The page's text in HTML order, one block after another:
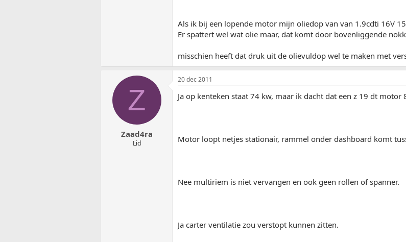
Als ik bij een lopende motor mijn oliedop van van 1.9cdti 16V
Er spattert wel wat olie maar, dat komt door bovenliggende
misschien heeft dat druk uit de olievuldop wel te maken met
Z
Zaad4ra
Lid
20 dec 2011
Ja op kenteken staat 74 kw, maar ik dacht dat een z 19 dt motor
Motor loopt netjes stationair, rammel onder dashboard komt
Nee multiriem is niet vervangen en ook geen rollen of spanner.
Ja carter ventilatie zou verstopt kunnen zitten.